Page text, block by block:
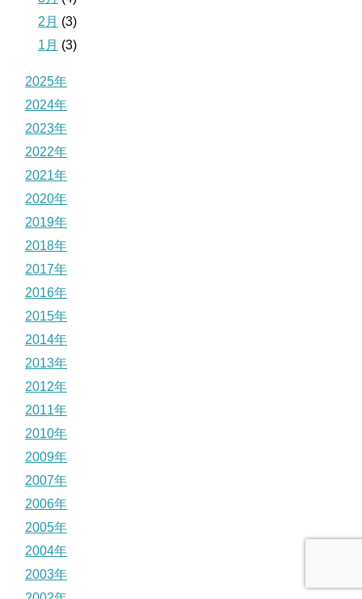
2月 (3)
1月 (3)
2025年
2024年
2023年
2022年
2021年
2020年
2019年
2018年
2017年
2016年
2015年
2014年
2013年
2012年
2011年
2010年
2009年
2007年
2006年
2005年
2004年
2003年